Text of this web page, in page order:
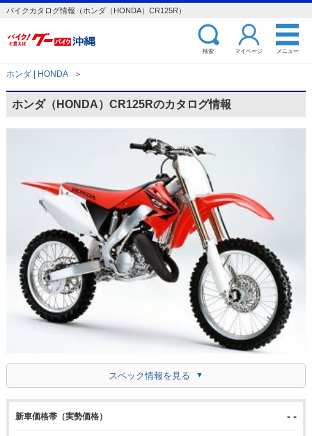
バイクカタログ情報（ホンダ（HONDA）CR125R）
検索 マイページ メニュー
ホンダ | HONDA ＞
ホンダ（HONDA）CR125Rのカタログ情報
スペック情報を見る
新車価格帯（実勢価格） - -